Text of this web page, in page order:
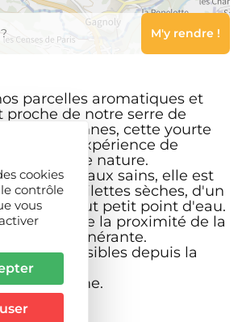
parcelles aromatiques et
proche de notre serre de
anciennes, cette yourte
une expérience de
et de pleine nature.
des matériaux sains, elle est
de toilettes sèches, d'un
et d'un tout petit point d'eau.
comme la proximité de la
et régénérante.
possibles depuis la
à la ferme.
cookies
contrôle
vous